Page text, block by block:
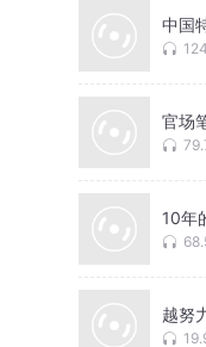
中国
官场
10年
越努